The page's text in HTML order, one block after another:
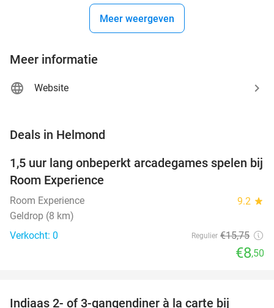
Meer weergeven
Meer informatie
Website
Deals in Helmond
46%
TODAY
1,5 uur lang onbeperkt arcadegames spelen bij
Room Experience
Room Experience 9.2 star
Geldrop (8 km)
Verkocht: 0
Regulier €15,75
€8,50
Indiaas 2- of 3-gangendiner à la carte bij